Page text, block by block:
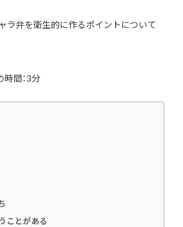
ラ弁を衛生的に作るポイントについて
間：3分
ことがある